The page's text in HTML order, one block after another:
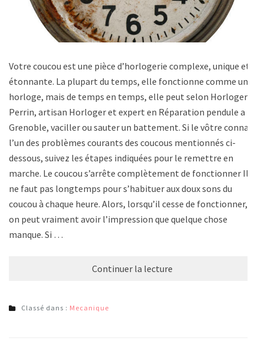
Votre coucou est une pièce d’horlogerie complexe, unique et
étonnante. La plupart du temps, elle fonctionne comme une
horloge, mais de temps en temps, elle peut selon Horlogerie
Perrin, artisan Horloger et expert en Réparation pendule a
Grenoble, vaciller ou sauter un battement. Si le vôtre connaît
l’un des problèmes courants des coucous mentionnés ci-
dessous, suivez les étapes indiquées pour le remettre en
marche. Le coucou s’arrête complètement de fonctionner Il
ne faut pas longtemps pour s’habituer aux doux sons du
coucou à chaque heure. Alors, lorsqu’il cesse de fonctionner,
on peut vraiment avoir l’impression que quelque chose
manque. Si …
Continuer la lecture
Classé dans : Mecanique